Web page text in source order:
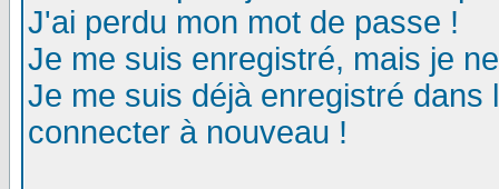
J'ai perdu mon mot de passe !
Je me suis enregistré, mais je
Je me suis déjà enregistré
connecter à nouveau !